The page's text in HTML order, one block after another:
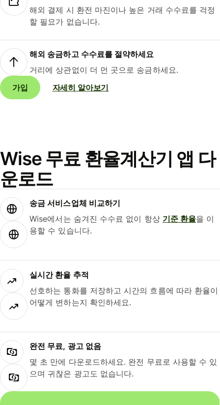
해외 결제 시 환전 마진이나 높은 거래 수수료를 걱정
할 필요가 없습니다.
해외 송금하고 수수료를 절약하세요
거리에 상관없이 더 먼 곳으로 송금하세요.
가입
자세히 알아보기
Wise 무료 환율계산기 앱 다
운로드
송금 서비스업체 비교하기
Wise에서는 숨겨진 수수료 없이 항상 기준 환율을 이
용할 수 있습니다.
실시간 환율 추적
선호하는 통화를 저장하고 시간의 흐름에 따라 환율이
어떻게 변하는지 확인하세요.
완전 무료, 광고 없음
몇 초 만에 다운로드하세요. 완전 무료로 사용할 수 있
으며 귀찮은 광고도 없습니다.